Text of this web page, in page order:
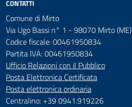
CONTATTI
Comune di Mirto
Via Ugo Bassi n° 1 - 98070 Mirto (ME)
Codice fiscale: 00461950834
Partita IVA: 00461950834
Ufficio Relazioni con il Pubblico
Posta Elettronica Certificata
Posta elettronica ordinaria
Centralino: +39 0941.919226